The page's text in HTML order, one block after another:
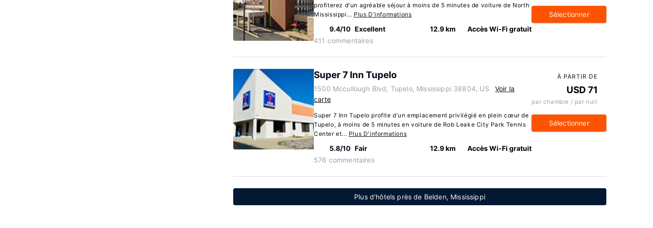
profiterez d'un agréable séjour à moins de 5 minutes de voiture de North
Mississippi... Plus D'informations
9.4/10 Excellent
411 commentaires
12.9 km Accès Wi-Fi gratuit
Sélectionner
Super 7 Inn Tupelo
1500 Mccullough Blvd, Tupelo, Mississippi 38804, US
Voir la
carte
Super 7 Inn Tupelo profite d'un emplacement privilégié en plein cœur de
Tupelo, à moins de 5 minutes en voiture de Rob Leake City Park Tennis
Center et... Plus D'informations
5.8/10 Fair
576 commentaires
12.9 km Accès Wi-Fi gratuit
À PARTIR DE
USD 71
par chambre / par nuit
Sélectionner
Plus d'hôtels près de Belden, Mississippi